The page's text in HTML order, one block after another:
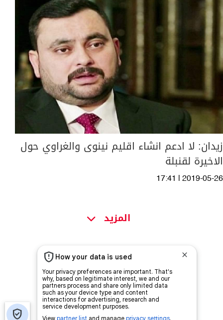
زيدان: لا ادعم انشاء اقليم نينوى والغراوي حول
الاخيرة لقنبلة
17:41 | 2019-05-26
المزيد